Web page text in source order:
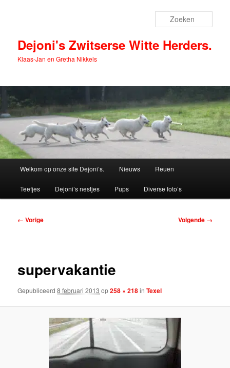
inhoudDejoni's Zwitserse Witte Herders.
Klaas-Jan en Gretha Nikkels
Welkom op onze site Dejoni’s. Nieuws Reuen
Teefjes Dejoni’s nestjes Pups Diverse foto’s
Afbeeldingsnavigatie
← Vorige Volgende →
supervakantie
Gepubliceerd8 februari 2013 op258 × 218inTexel